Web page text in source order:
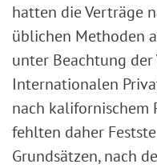
hatten die Verträge
üblichen Methoden
unter Beachtung der
Internationalen
nach kalifornischem
fehlten daher
Grundsätzen, nach